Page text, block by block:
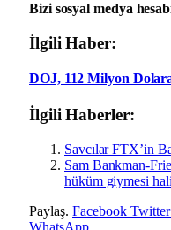
Bizi sosyal medya
İlgili Haber:
DOJ, 112 Milyon
İlgili Haberler:
Savcılar FTX’in
Sam Bankman-
hüküm giymesi
Paylaş. Facebook Twitter
WhatsApp